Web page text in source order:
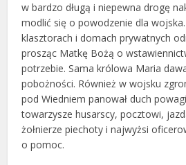
w bardzo długą i niepewna drogę
modlić się o powodzenie dla wojska.
klasztorach i domach prywatnych
prosząc Matkę Bożą o
potrzebie. Sama królowa Maria
pobożności. Również w wojsku
pod Wiedniem panował duch
towarzysze husarscy, pocztowi,
żołnierze piechoty i najwyżsi
o pomoc.